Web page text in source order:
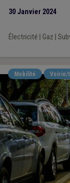
30 Janvier 2024
Électricité Gaz
Mobilité Voirie/